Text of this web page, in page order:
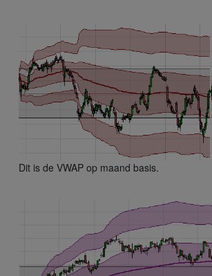
Dit is de VWAP op maand basis.